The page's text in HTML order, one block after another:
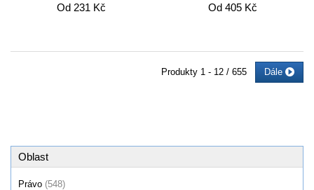
Od 231 Kč Od 405 Kč
Produkty 1 - 12 / 655 Dále
Oblast
Právo (548)